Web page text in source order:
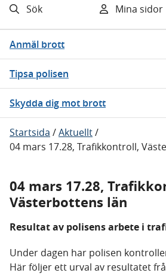
Sök Mina sidor
Anmäl brott
Tipsa polisen
Skydda dig mot brott
Startsida /Aktuellt/
04 mars 17.28, Trafikkontroll,
04 mars 17.28,
Västerbottens län
Resultat av polisens arbete i
Under dagen har polisen
Här följer ett urval av resultatet